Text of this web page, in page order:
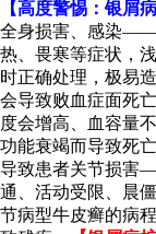
【高度警惕：银屑
全身损害、感染——
热、畏寒等症状，
时正确处理，极易
会导致败血症面死
度会增高、血容量
功能衰竭而导致死亡
导致患者关节损害
通、活动受限、晨
节病型牛皮癣的病